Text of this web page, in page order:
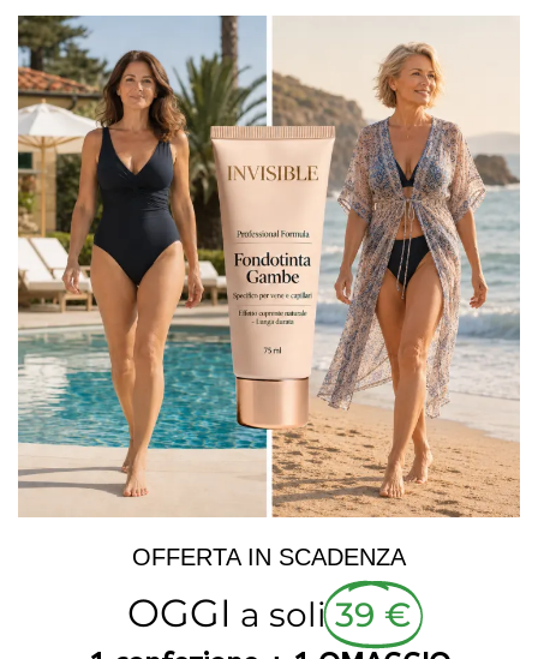
OFFERTA IN SCADENZA
OGGI a soli39 €